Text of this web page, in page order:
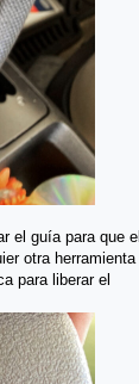
el guía para que el
otra herramienta
para liberar el